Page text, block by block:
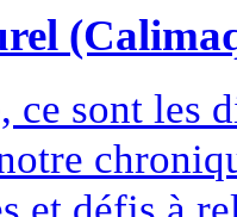
ce sont les